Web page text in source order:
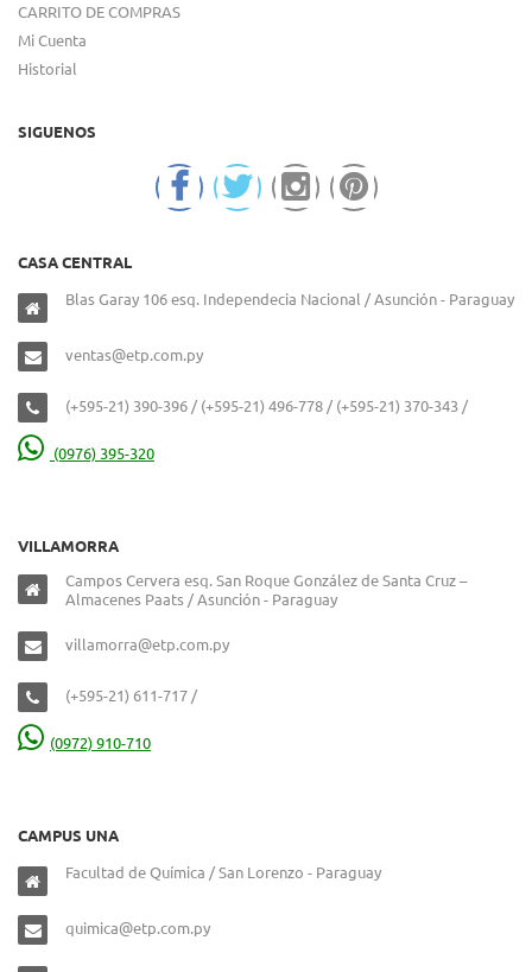
CARRITO DE COMPRAS
Mi Cuenta
Historial
SIGUENOS
CASA CENTRAL
Blas Garay 106 esq. Independecia Nacional / Asunción - Paraguay
ventas@etp.com.py
(+595-21) 390-396 / (+595-21) 496-778 / (+595-21) 370-343 /
(0976) 395-320
VILLAMORRA
Campos Cervera esq. San Roque González de Santa Cruz –
Almacenes Paats / Asunción - Paraguay
villamorra@etp.com.py
(+595-21) 611-717 /
(0972) 910-710
CAMPUS UNA
Facultad de Química / San Lorenzo - Paraguay
quimica@etp.com.py